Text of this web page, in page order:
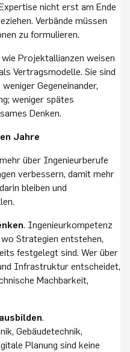
nicht erst am Ende
Verbände müssen
zu formulieren.
Projektallianzen weisen
Vertragsmodelle. Sie sind
Gegeneinander,
weniger spätes
Denken.
Jahre
über Ingenieurberufe
verbessern, damit mehr
bleiben und
. Ingenieurkompetenz
Strategien entstehen,
festgelegt sind. Wer über
Infrastruktur entscheidet,
Machbarkeit,
Gebäudetechnik,
Planung sind keine